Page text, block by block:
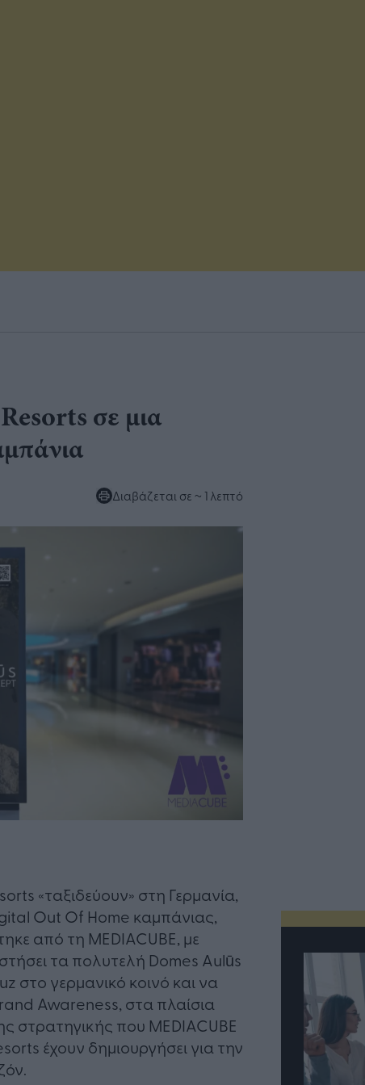
σε μια
Διαβάζεται σε ~ 1 λεπτό
«ταξιδεύουν» στη Γερμανία,
Out Of Home καμπάνιας,
από τη MEDIACUBE, με
τα πολυτελή Domes Aulūs
στο γερμανικό κοινό και να
Awareness, στα πλαίσια
στρατηγικής που MEDIACUBE
έχουν δημιουργήσει για την